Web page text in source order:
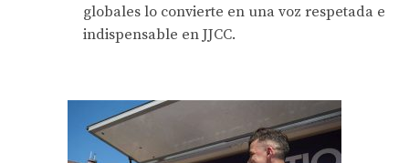
globales lo convierte en una voz respetada e
indispensable en JJCC.